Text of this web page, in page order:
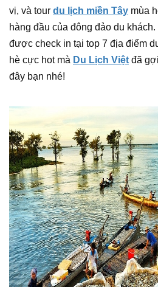
vị, và tour du lịch miền Tây mùa
hàng đầu của đông đảo du
được check in tại top 7 địa điểm
hè cực hot mà Du Lịch Việt đã
đây bạn nhé!